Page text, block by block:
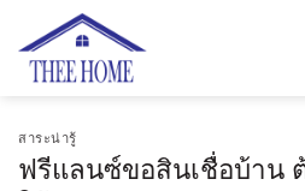
สาระน่ารู้
ฟรีแลนซ์ขอสินเชื่อบ้าน